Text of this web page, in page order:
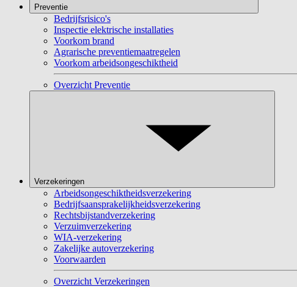
Preventie
Bedrijfsrisico's
Inspectie elektrische installaties
Voorkom brand
Agrarische preventiemaatregelen
Voorkom arbeidsongeschiktheid
Overzicht Preventie
Verzekeringen
Arbeidsongeschiktheidsverzekering
Bedrijfsaansprakelijkheidsverzekering
Rechtsbijstandverzekering
Verzuimverzekering
WIA-verzekering
Zakelijke autoverzekering
Voorwaarden
Overzicht Verzekeringen